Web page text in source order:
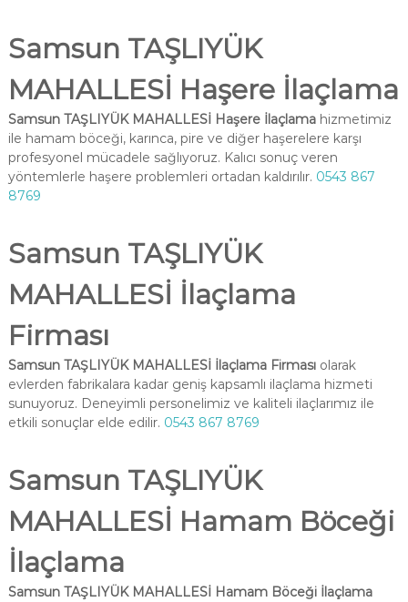
Samsun TAŞLIYÜK
MAHALLESİ Haşere İlaçlama
Samsun TAŞLIYÜK MAHALLESİ Haşere İlaçlamahizmetimiz
ile hamam böceği, karınca, pire ve diğer haşerelere karşı
profesyonel mücadele sağlıyoruz. Kalıcı sonuç veren
yöntemlerle haşere problemleri ortadan kaldırılır. 0543 867
8769
Samsun TAŞLIYÜK
MAHALLESİ İlaçlama
Firması
Samsun TAŞLIYÜK MAHALLESİ İlaçlama Firmasıolarak
evlerden fabrikalara kadar geniş kapsamlı ilaçlama hizmeti
sunuyoruz. Deneyimli personelimiz ve kaliteli ilaçlarımız ile
etkili sonuçlar elde edilir. 0543 867 8769
Samsun TAŞLIYÜK
MAHALLESİ Hamam Böceği
İlaçlama
Samsun TAŞLIYÜK MAHALLESİ Hamam Böceği İlaçlama